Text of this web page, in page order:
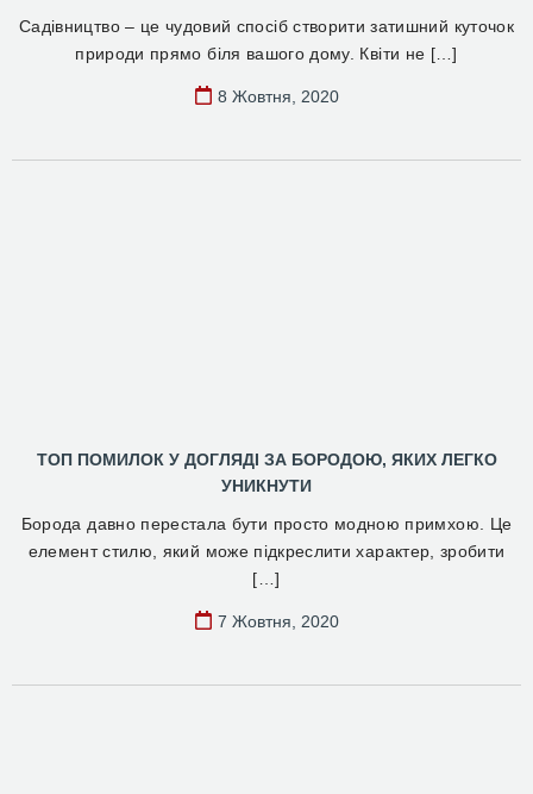
Садівництво – це чудовий спосіб створити затишний куточок
природи прямо біля вашого дому. Квіти не […]
8 Жовтня, 2020
ТОП ПОМИЛОК У ДОГЛЯДІ ЗА БОРОДОЮ, ЯКИХ ЛЕГКО
УНИКНУТИ
Борода давно перестала бути просто модною примхою. Це
елемент стилю, який може підкреслити характер, зробити
[…]
7 Жовтня, 2020